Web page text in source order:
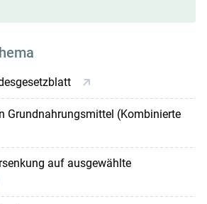
Grundnahrungsmittel (Kombinierte
auf ausgewählte